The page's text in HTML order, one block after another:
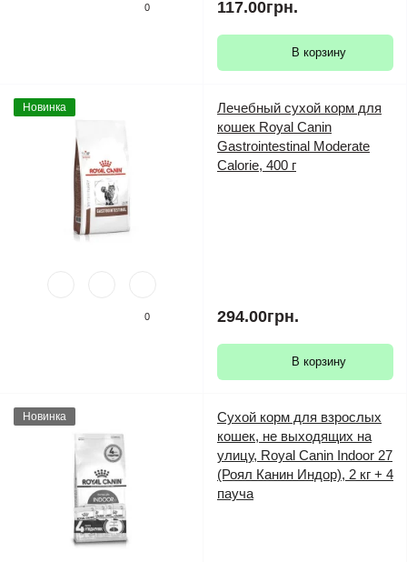
0 117.00грн.
В корзину
Новинка
0
Лечебный сухой корм для
кошек Royal Canin
Gastrointestinal Moderate
Calorie, 400 г
294.00грн.
В корзину
Новинка
Сухой корм для взрослых
кошек, не выходящих на
улицу, Royal Canin Indoor 27
(Роял Канин Индор), 2 кг + 4
пауча